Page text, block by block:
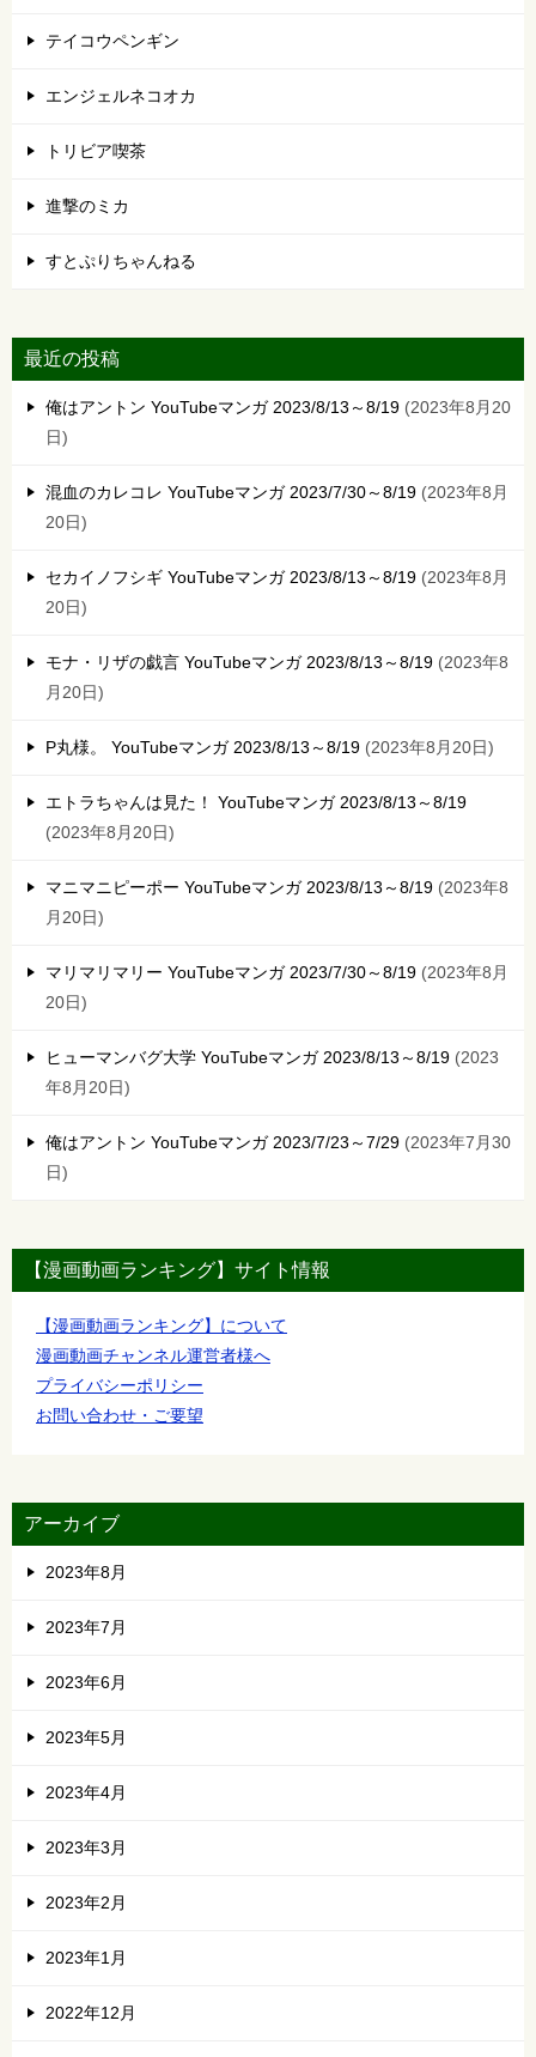
テイコウペンギン
エンジェルネコオカ
トリビア喫茶
進撃のミカ
すとぷりちゃんねる
最近の投稿
俺はアントン YouTubeマンガ 2023/8/13～8/19 2023年8月20
日
混血のカレコレ YouTubeマンガ 2023/7/30～8/19 2023年8月
20日
セカイノフシギ YouTubeマンガ 2023/8/13～8/19 2023年8月
20日
モナ・リザの戯言 YouTubeマンガ 2023/8/13～8/19 2023年8
月20日
P丸様。 YouTubeマンガ 2023/8/13～8/19 2023年8月20日
エトラちゃんは見た！ YouTubeマンガ 2023/8/13～8/19
2023年8月20日
マニマニピーポー YouTubeマンガ 2023/8/13～8/19 2023年8
月20日
マリマリマリー YouTubeマンガ 2023/7/30～8/19 2023年8月
20日
ヒューマンバグ大学 YouTubeマンガ 2023/8/13～8/19 2023
年8月20日
俺はアントン YouTubeマンガ 2023/7/23～7/29 2023年7月30
日
【漫画動画ランキング】サイト情報
【漫画動画ランキング】について
漫画動画チャンネル運営者様へ
プライバシーポリシー
お問い合わせ・ご要望
アーカイブ
2023年8月
2023年7月
2023年6月
2023年5月
2023年4月
2023年3月
2023年2月
2023年1月
2022年12月